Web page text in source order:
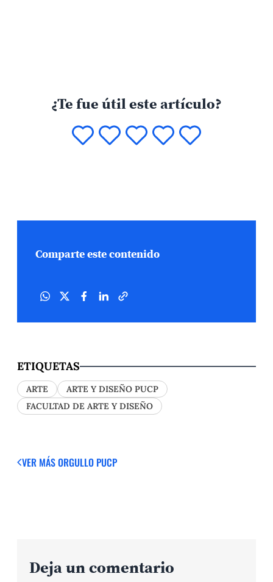
¿Te fue útil este artículo?
Comparte este contenido
ETIQUETAS
ARTE
ARTE Y DISEÑO PUCP
FACULTAD DE ARTE Y DISEÑO
VER MÁSORGULLO PUCP
Deja un comentario